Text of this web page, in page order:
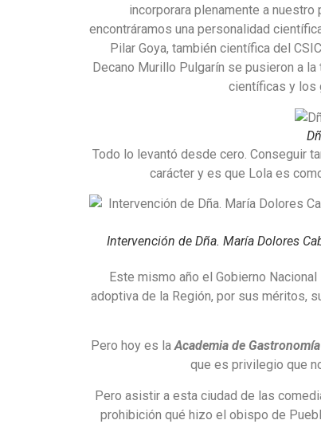
incorporara plenamente a
encontráramos una personalidad
Pilar Goya, también científica del
Decano Murillo Pulgarín se pusieron a
científicas y los
Todo lo levantó desde cero. Conseguir
carácter y es que Lola es
Intervención de Dña. María Dolores
Este mismo año el Gobierno
adoptiva de la Región, por sus méritos,
Pero hoy es laAcademia de
que es privilegio que
Pero asistir a esta ciudad de las
prohibición qué hizo el obispo de